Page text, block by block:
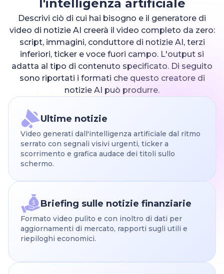
l'intelligenza artificiale
Descrivi ciò di cui hai bisogno e il generatore di
video di notizie AI creerà il video completo da zero:
script, immagini, conduttore di notizie AI, terzi
inferiori, ticker e voce fuori campo. L'output si
adatta al tipo di contenuto specificato. Di seguito
sono riportati i formati che questo creatore di
notizie AI può produrre.
Ultime notizie
Video generati dall'intelligenza artificiale dal ritmo
serrato con segnali visivi urgenti, ticker a
scorrimento e grafica audace dei titoli sullo
schermo.
Briefing sulle notizie finanziarie
Formato video pulito e con inoltro di dati per
aggiornamenti di mercato, rapporti sugli utili e
riepiloghi economici.